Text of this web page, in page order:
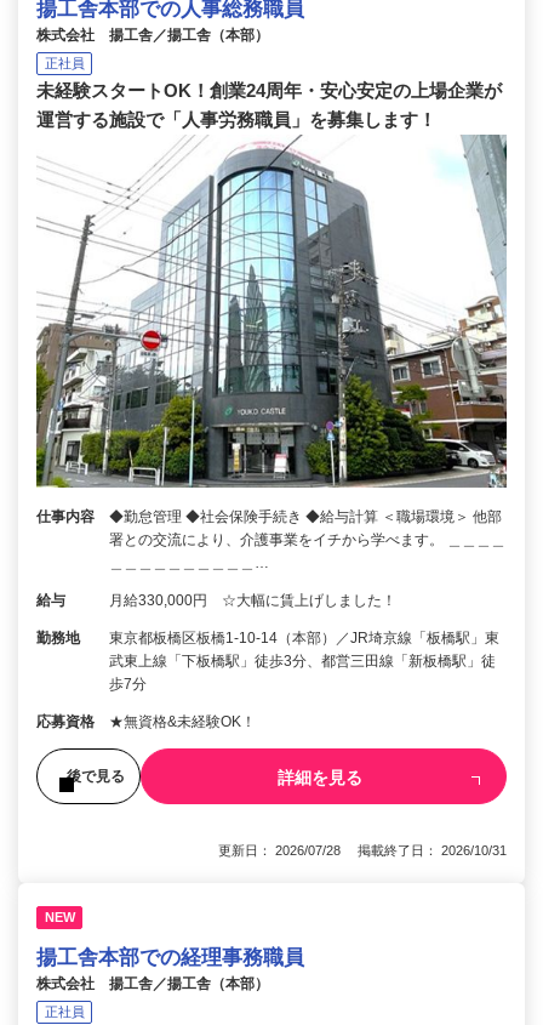
揚工舎本部での人事総務職員
株式会社 揚工舎／揚工舎（本部）
正社員
未経験スタートOK！創業24周年・安心安定の上場企業が
運営する施設で「人事労務職員」を募集します！
仕事内容
◆勤怠管理 ◆社会保険手続き ◆給与計算 ＜職場環境＞ 他部
署との交流により、介護事業をイチから学べます。 ＿＿＿＿
給与 月給330,000円 ☆大幅に賃上げしました！
勤務地
東京都板橋区板橋1-10-14（本部）／JR埼京線「板橋駅」東
武東上線「下板橋駅」徒歩3分、都営三田線「新板橋駅」徒
歩7分
応募資格 ★無資格&未経験OK！
後で見る 詳細を見る
更新日： 2026/07/28 掲載終了日： 2026/10/31
NEW
揚工舎本部での経理事務職員
株式会社 揚工舎／揚工舎（本部）
正社員